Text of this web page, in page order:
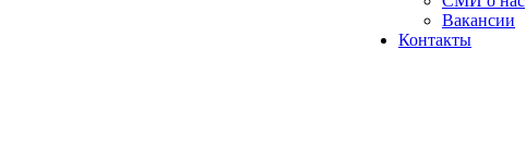
Вакансии
Контакты